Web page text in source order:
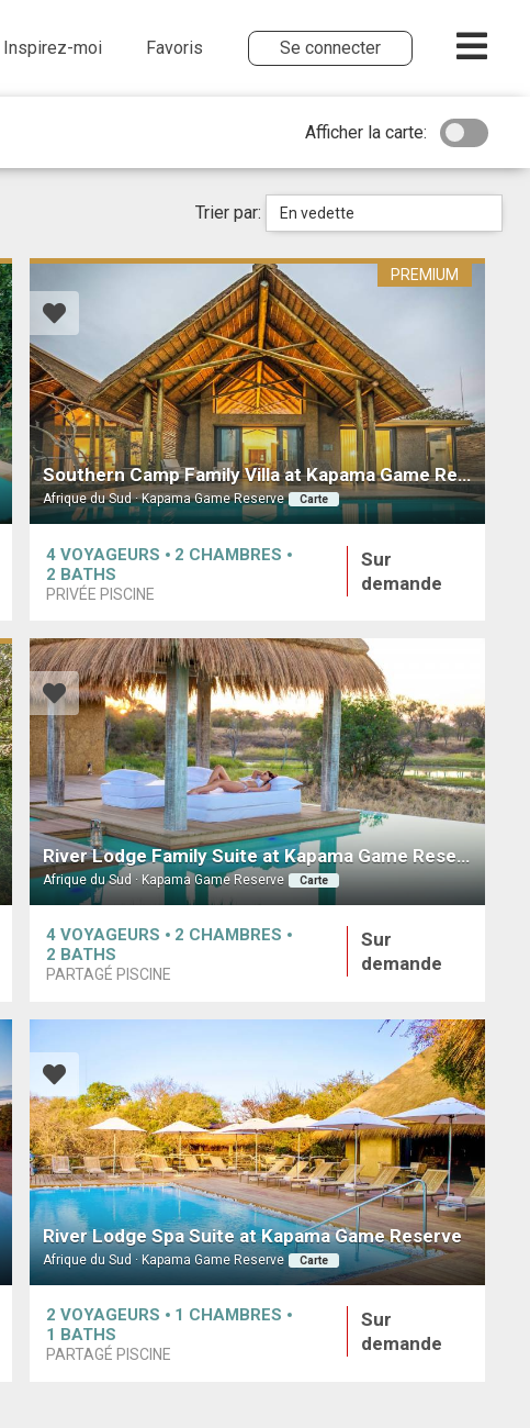
Inspirez-moi Favoris Se connecter
Afficher la carte:
Trier par: En vedette
Southern Camp Family Villa at Kapama Game Reserve
Afrique du Sud · Kapama Game Reserve Carte
PREMIUM
4 VOYAGEURS 2 CHAMBRES
2 BATHS
PRIVÉE PISCINE
Sur
demande
River Lodge Family Suite at Kapama Game Reserve
Afrique du Sud · Kapama Game Reserve Carte
4 VOYAGEURS 2 CHAMBRES
2 BATHS
PARTAGÉ PISCINE
Sur
demande
River Lodge Spa Suite at Kapama Game Reserve
Afrique du Sud · Kapama Game Reserve Carte
2 VOYAGEURS 1 CHAMBRES
1 BATHS
PARTAGÉ PISCINE
Sur
demande